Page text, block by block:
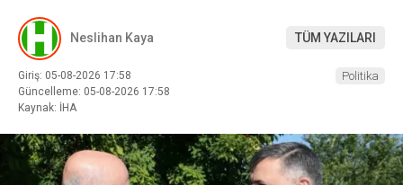
Neslihan Kaya TÜM YAZILARI
Giriş: 05-08-2026 17:58
Güncelleme: 05-08-2026 17:58
Kaynak: İHA
Politika